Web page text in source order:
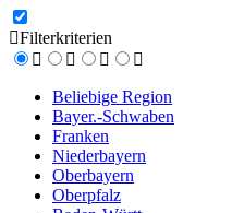
Filterkriterien
Beliebige Region
Bayer.-Schwaben
Franken
Niederbayern
Oberbayern
Oberpfalz